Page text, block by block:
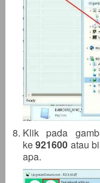
Klik pada
ke921600 atau
apa.